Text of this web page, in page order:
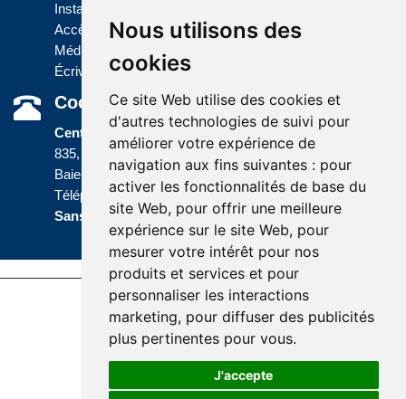
Nous utilisons des
cookies
Ce site Web utilise des cookies et
d'autres technologies de suivi pour
améliorer votre expérience de
navigation aux fins suivantes : pour
activer les fonctionnalités de base du
site Web, pour offrir une meilleure
expérience sur le site Web, pour
mesurer votre intérêt pour nos
produits et services et pour
personnaliser les interactions
marketing, pour diffuser des publicités
plus pertinentes pour vous.
J'accepte
Installations
Accès à l'information
Médias
Écrivez-nous
Coordonnées
Centre administratif
835, boulevard Jolliet
Baie-Comeau (Québec) G5C 1P5
Téléphone :418 589-9845ou
Sans frais : 1 800 463-5142
Last update : 19 March 2026
Accessibility | Site map |
Terms of Use |
Website development